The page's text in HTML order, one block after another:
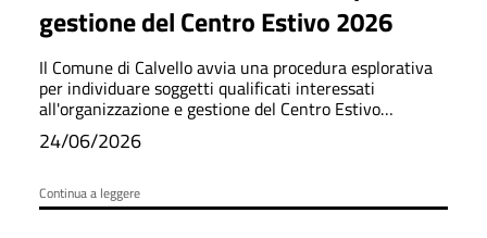
gestione del Centro Estivo 2026
Il Comune di Calvello avvia una procedura esplorativa
per individuare soggetti qualificati interessati
all'organizzazione e gestione del Centro Estivo
Comunale 2026, destinato a bambini e ragazzi
residenti.
24/06/2026
Continua a leggere